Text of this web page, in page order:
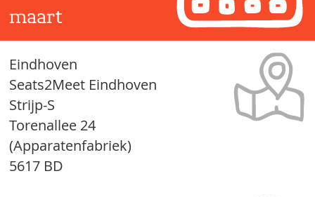
maart
Eindhoven
Seats2Meet Eindhoven
Strijp-S
Torenallee 24
(Apparatenfabriek)
5617 BD